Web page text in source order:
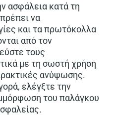
ασφάλεια κατά τη
να
και τα πρωτόκολλα
από τον
τους
με τη σωστή χρήση
ανύψωσης.
ελέγξτε την
του παλάγκου